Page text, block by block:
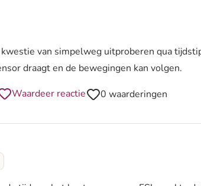
van simpelweg uitproberen qua
draagt en de bewegingen kan volgen.
Waardeer reactie 0 waarderingen